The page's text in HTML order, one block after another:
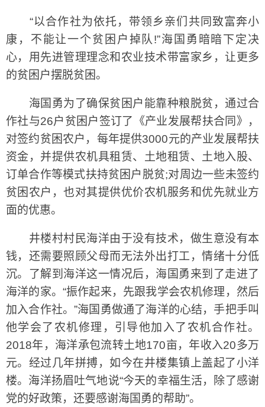
“以合作社为依托，带领乡亲们共同致富奔小
康，不能让一个贫困户掉队!”海国勇暗暗下定决
心，用先进管理理念和农业技术带富家乡，让更多
的贫困户摆脱贫困。
海国勇为了确保贫困户能靠种粮脱贫，通过合
作社与26户贫困户签订了《产业发展帮扶合同》，
对签约贫困农户，每年提供3000元的产业发展帮扶
资金，并提供农机具租赁、土地租赁、土地入股、
订单合作等模式扶持贫困户脱贫;对周边一些未签约
贫困农户，也对其提供优价农机服务和优先就业方
面的优惠。
井楼村村民海洋由于没有技术，做生意没有本
钱，还需要照顾父母而无法外出打工，情绪十分低
沉。了解到海洋这一情况后，海国勇来到了走进了
海洋的家。“振作起来，先跟我学会农机修理，然后
加入合作社。”海国勇做通了海洋的心结，手把手叫
他学会了农机修理，引导他加入了农机合作社。
2018年，海洋承包流转土地170亩，年收入20多万
元。经过几年拼搏，如今在井楼集镇上盖起了小洋
楼。海洋扬眉吐气地说“今天的幸福生活，除了感谢
党的好政策，还要感谢海国勇的帮助”。